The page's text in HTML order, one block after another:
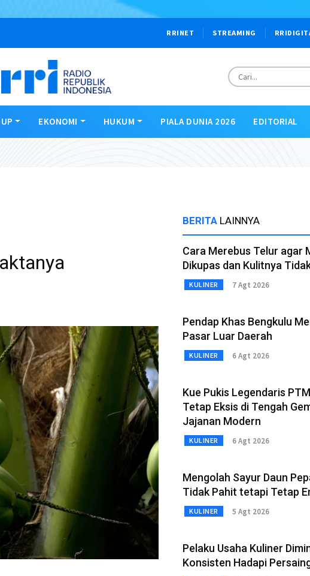
RRINET STREAMING
EKONOMI HUKUM PIALA DUNIA 2026 EDITORIAL
BERITA LAINNYA
Cara Merebus Telur agar
Dikupas dan Kulitnya
KULINER 7 Agt 2026
Pendap Khas Bengkulu
Pasar Luar Daerah
KULINER 6 Agt 2026
Kue Pukis Legendaris
Tetap Eksis di Tengah
Jajanan Modern
KULINER 6 Agt 2026
Mengolah Sayur Daun
Tidak Pahit tetapi Tetap
KULINER 5 Agt 2026
Pelaku Usaha Kuliner
Konsisten Hadapi